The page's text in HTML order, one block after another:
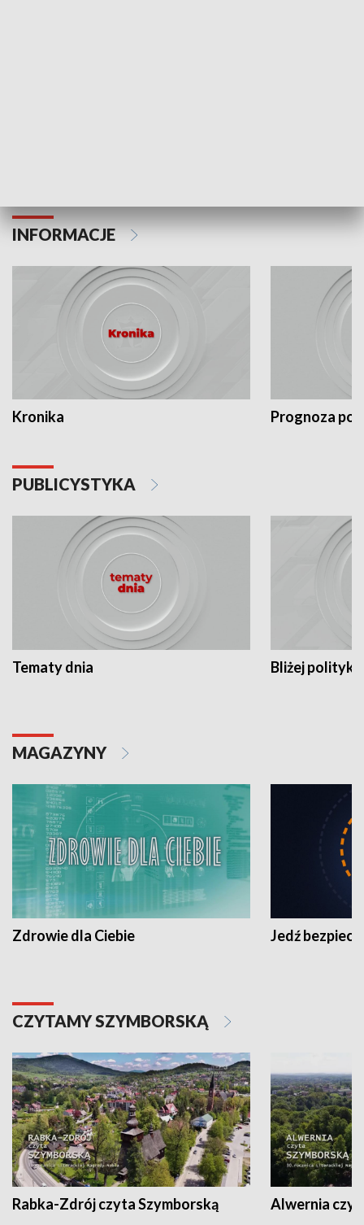
INFORMACJE
Kronika Prognoza
PUBLICYSTYKA
Tematy dnia Bliżej polityki
MAGAZYNY
Zdrowie dla Ciebie Jedź
CZYTAMY SZYMBORSKĄ
Rabka-Zdrój czyta Szymborską Alwernia